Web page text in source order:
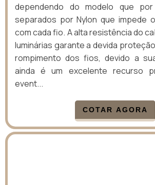
dependendo do modelo que
separados por Nylon que impede
com cada fio. A alta resistência do
luminárias garante a devida
rompimento dos fios, devido a
ainda é um excelente recurso
event...
COTAR AGORA